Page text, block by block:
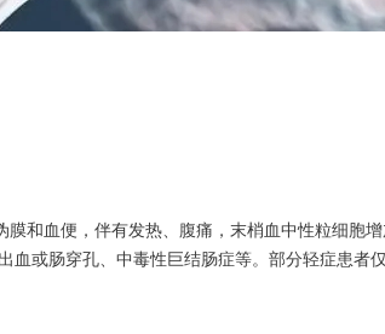
血便，伴有发热、腹痛，末梢血中性粒细胞
或肠穿孔、中毒性巨结肠症等。部分轻症患者